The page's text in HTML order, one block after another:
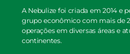
A Nebulize foi criada em 2014 e
grupo econômico com mais de
operações em diversas áreas e
continentes.